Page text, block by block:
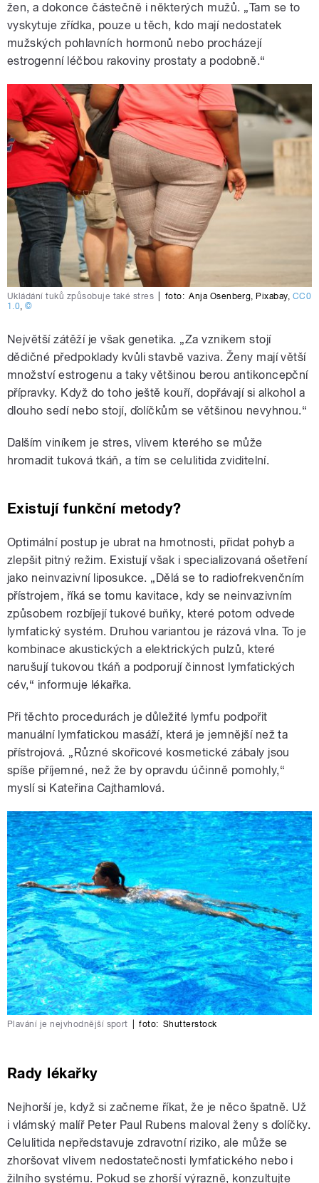
žen, a dokonce částečně i některých mužů. „Tam se to
vyskytuje zřídka, pouze u těch, kdo mají nedostatek
mužských pohlavních hormonů nebo procházejí
estrogenní léčbou rakoviny prostaty a podobně.“
Ukládání tuků způsobuje také stres foto: Anja Osenberg, Pixabay, CC0
1.0,©
Největší zátěží je však genetika. „Za vznikem stojí
dědičné předpoklady kvůli stavbě vaziva. Ženy mají větší
množství estrogenu a taky většinou berou antikoncepční
přípravky. Když do toho ještě kouří, dopřávají si alkohol a
dlouho sedí nebo stojí, ďolíčkům se většinou nevyhnou.“
Dalším viníkem je stres, vlivem kterého se může
hromadit tuková tkáň, a tím se celulitida zviditelní.
Existují funkční metody?
Optimální postup je ubrat na hmotnosti, přidat pohyb a
zlepšit pitný režim. Existují však i specializovaná ošetření
jako neinvazivní liposukce. „Dělá se to radiofrekvenčním
přístrojem, říká se tomu kavitace, kdy se neinvazivním
způsobem rozbíjejí tukové buňky, které potom odvede
lymfatický systém. Druhou variantou je rázová vlna. To je
kombinace akustických a elektrických pulzů, které
narušují tukovou tkáň a podporují činnost lymfatických
cév,“ informuje lékařka.
Při těchto procedurách je důležité lymfu podpořit
manuální lymfatickou masáží, která je jemnější než ta
přístrojová. „Různé skořicové kosmetické zábaly jsou
spíše příjemné, než že by opravdu účinně pomohly,“
myslí si Kateřina Cajthamlová.
Plavání je nejvhodnější sport foto: Shutterstock
Rady lékařky
Nejhorší je, když si začneme říkat, že je něco špatně. Už
i vlámský malíř Peter Paul Rubens maloval ženy s ďolíčky.
Celulitida nepředstavuje zdravotní riziko, ale může se
zhoršovat vlivem nedostatečnosti lymfatického nebo i
žilního systému. Pokud se zhorší výrazně, konzultujte